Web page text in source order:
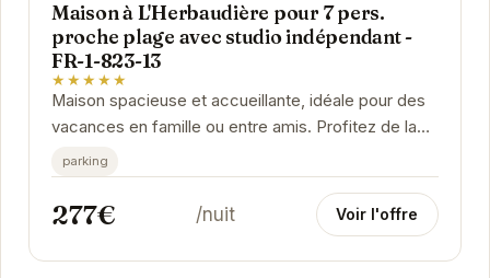
Maison à L'Herbaudière pour 7 pers.
proche plage avec studio indépendant -
FR-1-823-13
★★★★★
Maison spacieuse et accueillante, idéale pour des
vacances en famille ou entre amis. Profitez de la
proximité de la plage et du confort du studio...
parking
277€ /nuit Voir l'offre